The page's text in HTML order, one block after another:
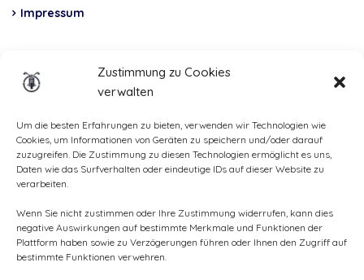
Zustimmung zu Cookies
verwalten
Um die besten Erfahrungen zu bieten, verwenden wir Technologien wie
Cookies, um Informationen von Geräten zu speichern und/oder darauf
zuzugreifen. Die Zustimmung zu diesen Technologien ermöglicht es uns,
Daten wie das Surfverhalten oder eindeutige IDs auf dieser Website zu
verarbeiten.
Wenn Sie nicht zustimmen oder Ihre Zustimmung widerrufen, kann dies
negative Auswirkungen auf bestimmte Merkmale und Funktionen der
Plattform haben sowie zu Verzögerungen führen oder Ihnen den Zugriff auf
bestimmte Funktionen verwehren.
Impressum
Total Casco, Partner
Methods
of
payment